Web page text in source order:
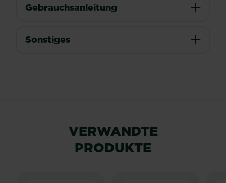
Gebrauchsanleitung
Sonstiges
VERWANDTE
PRODUKTE